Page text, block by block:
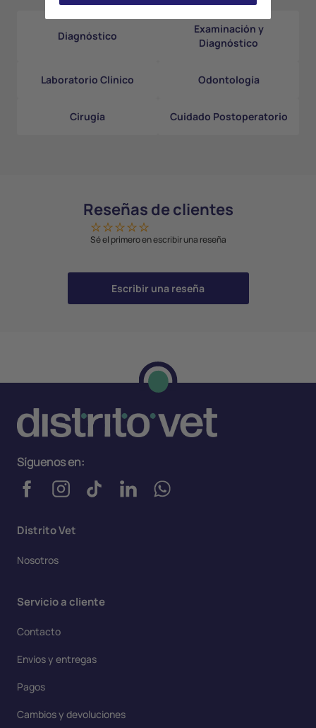
Diagnóstico
Examinación y
Diagnóstico
Laboratorio Clínico Odontología
Cirugía Cuidado Postoperatorio
Reseñas de clientes
Sé el primero en escribir una reseña
Escribir una reseña
Distrito Vet
Nosotros
Servicio a cliente
Contacto
Envíos y entregas
Pagos
Cambios y devoluciones
Síguenos en: